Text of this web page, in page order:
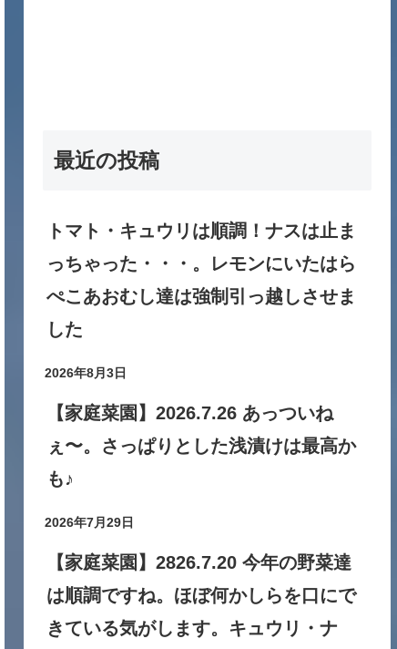
最近の投稿
トマト・キュウリは順調！ナスは止ま
っちゃった・・・。レモンにいたはら
ぺこあおむし達は強制引っ越しさせま
した
2026年8月3日
【家庭菜園】2026.7.26 あっついね
ぇ〜。さっぱりとした浅漬けは最高か
も♪
2026年7月29日
【家庭菜園】2826.7.20 今年の野菜達
は順調ですね。ほぼ何かしらを口にで
きている気がします。キュウリ・ナ